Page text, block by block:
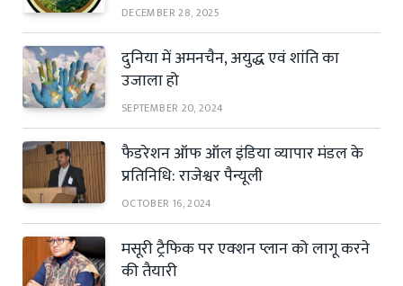
DECEMBER 28, 2025
दुनिया में अमनचैन, अयुद्ध एवं शांति का
उजाला हो
SEPTEMBER 20, 2024
फैडरेशन ऑफ ऑल इंडिया व्यापार मंडल के
प्रतिनिधि: राजेश्वर पैन्यूली
OCTOBER 16, 2024
मसूरी ट्रैफिक पर एक्शन प्लान को लागू करने
की तैयारी